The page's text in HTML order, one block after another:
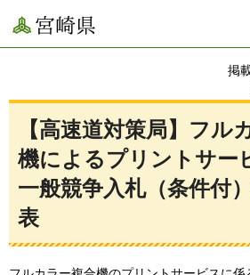
宮崎県
掲
【高速道対策局】フル
機によるプリントサー
一般競争入札（条件付
表